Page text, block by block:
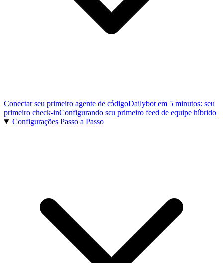
Conectar seu primeiro agente de códigoDailybot em 5 minutos: seu
primeiro check-inConfigurando seu primeiro feed de equipe híbrido
Configurações Passo a Passo